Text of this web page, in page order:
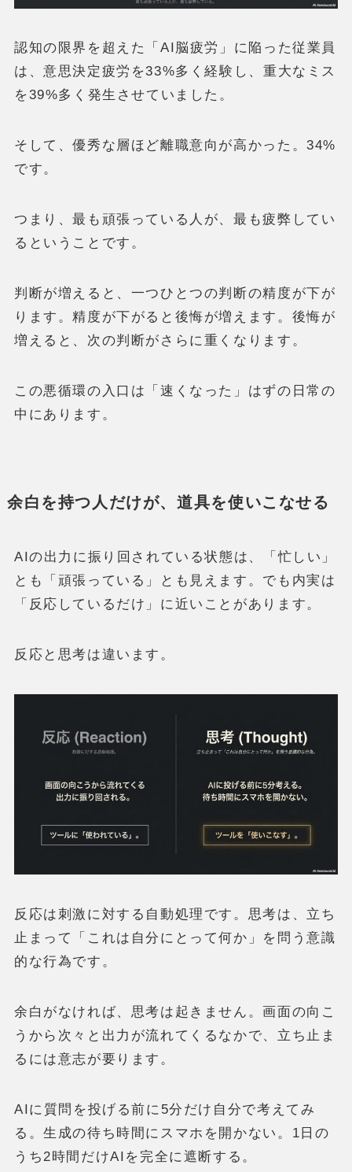
認知の限界を超えた「AI脳疲労」に陥った従業員
は、意思決定疲労を33%多く経験し、重大なミス
を39%多く発生させていました。
そして、優秀な層ほど離職意向が高かった。34%
です。
つまり、最も頑張っている人が、最も疲弊してい
るということです。
判断が増えると、一つひとつの判断の精度が下が
ります。精度が下がると後悔が増えます。後悔が
増えると、次の判断がさらに重くなります。
この悪循環の入口は「速くなった」はずの日常の
中にあります。
余白を持つ人だけが、道具を使いこなせる
AIの出力に振り回されている状態は、「忙しい」
とも「頑張っている」とも見えます。でも内実は
「反応しているだけ」に近いことがあります。
反応と思考は違います。
反応は刺激に対する自動処理です。思考は、立ち
止まって「これは自分にとって何か」を問う意識
的な行為です。
余白がなければ、思考は起きません。画面の向こ
うから次々と出力が流れてくるなかで、立ち止ま
るには意志が要ります。
AIに質問を投げる前に5分だけ自分で考えてみ
る。生成の待ち時間にスマホを開かない。1日の
うち2時間だけAIを完全に遮断する。